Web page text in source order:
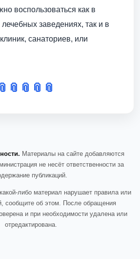
воспользоваться как в
заведениях, так и в
санаториев, или
📎 📎 📎 📎
Материалы на сайте добавляются
не несёт ответственности за
публикаций.
либо материал нарушает правила или
сообщите об этом. После обращения
и при необходимости удалена или
отредактирована.